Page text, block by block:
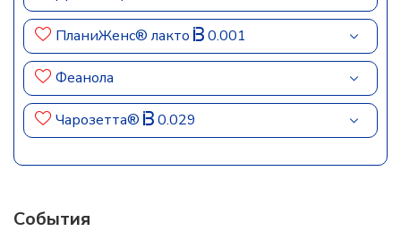
ПланиЖенс® лакто 0.001
Феанола
Чарозетта® 0.029
События